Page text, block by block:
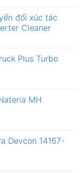
đổi xúc tác
Cleaner
Plus Turbo
MH
Devcon 14167-